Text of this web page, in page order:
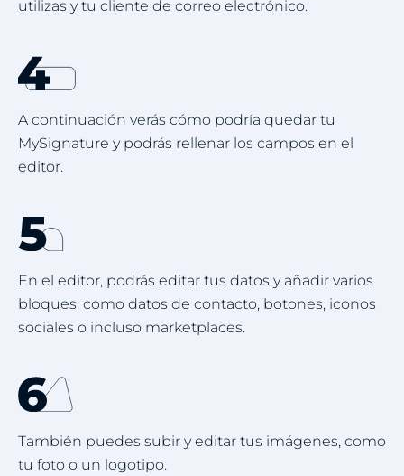
utilizas y tu cliente de correo electrónico.
A continuación verás cómo podría quedar tu
MySignature y podrás rellenar los campos en el
editor.
En el editor, podrás editar tus datos y añadir varios
bloques, como datos de contacto, botones, iconos
sociales o incluso marketplaces.
También puedes subir y editar tus imágenes, como
tu foto o un logotipo.